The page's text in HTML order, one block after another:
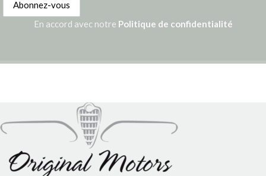
En accord avec notre Politique de confidentialité